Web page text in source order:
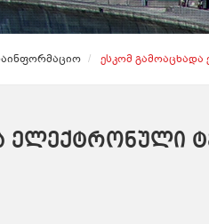
Ესკომ
ელექტრონული